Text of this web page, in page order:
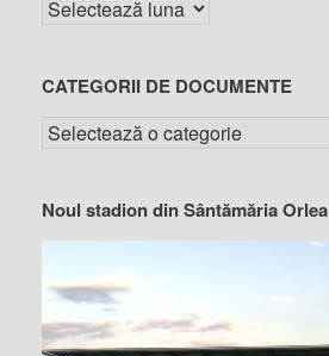
CATEGORII DE DOCUMENTE
Noul stadion din Sântămăria Orlea